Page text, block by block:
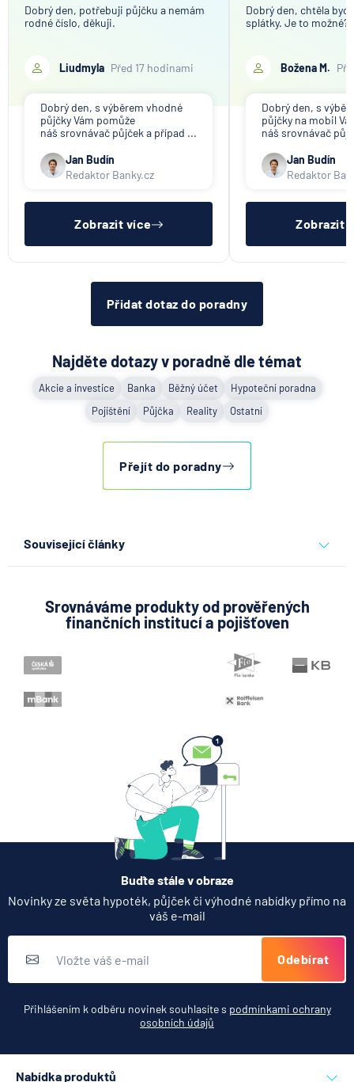
Dobrý den, potřebuji půjčku a nemám
rodné číslo, děkuji.
Liudmyla Před 17 hodinami
Dobrý den, s výběrem vhodné
půjčky Vám pomůže
náš srovnávač půjček a případ ...
Jan Budín
Redaktor Banky.cz
Zobrazit více
Dobrý den, chtěla
splátky. Je to možné?
Božena M.
Dobrý den, s
půjčky na mobil
náš srovnávač
Jan Budín
Redaktor
Zobrazit
Přidat dotaz do poradny
Najděte dotazy v poradně dle témat
Akcie a investice Banka Běžný účet
Hypoteční poradna
Pojištění
Půjčka Reality Ostatní
Přejít do poradny
Související články
7.8.2026 Běžný účet
ČNB ponechala úroky,
klíčový je ale výhled inflace
Partners Banka spouští
nákup a prodej bitcoinu
přímo v Partners App
6.8.2026
Když rozhoduje stres: nové
triky bankovních podvodníků
Zobrazit všechny články
Srovnáváme produkty od prověřených
finančních institucí a pojišťoven
Buďte stále v obraze
Novinky ze světa hypoték, půjček či výhodné nabídky přímo na
váš e-mail
Odebírat
Přihlášením k odběru novinek souhlasíte s podmínkami ochrany
osobních údajů
Nabídka produktů